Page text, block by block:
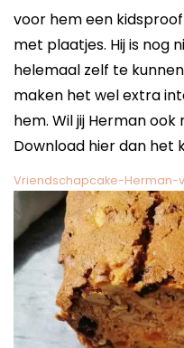
voor hem een
met plaatjes. Hij is nog
helemaal zelf te
maken het wel extra
hem. Wil jij Herman
Download hier dan het
Vriendschapcake-Herman-